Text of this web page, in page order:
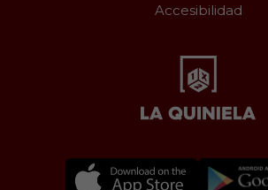
Accesibilidad